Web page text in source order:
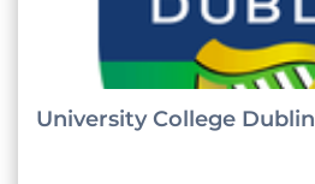
University College Dublin